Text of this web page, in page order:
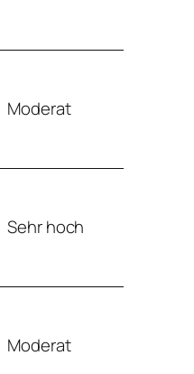
Moderat
Sehr hoch
Moderat